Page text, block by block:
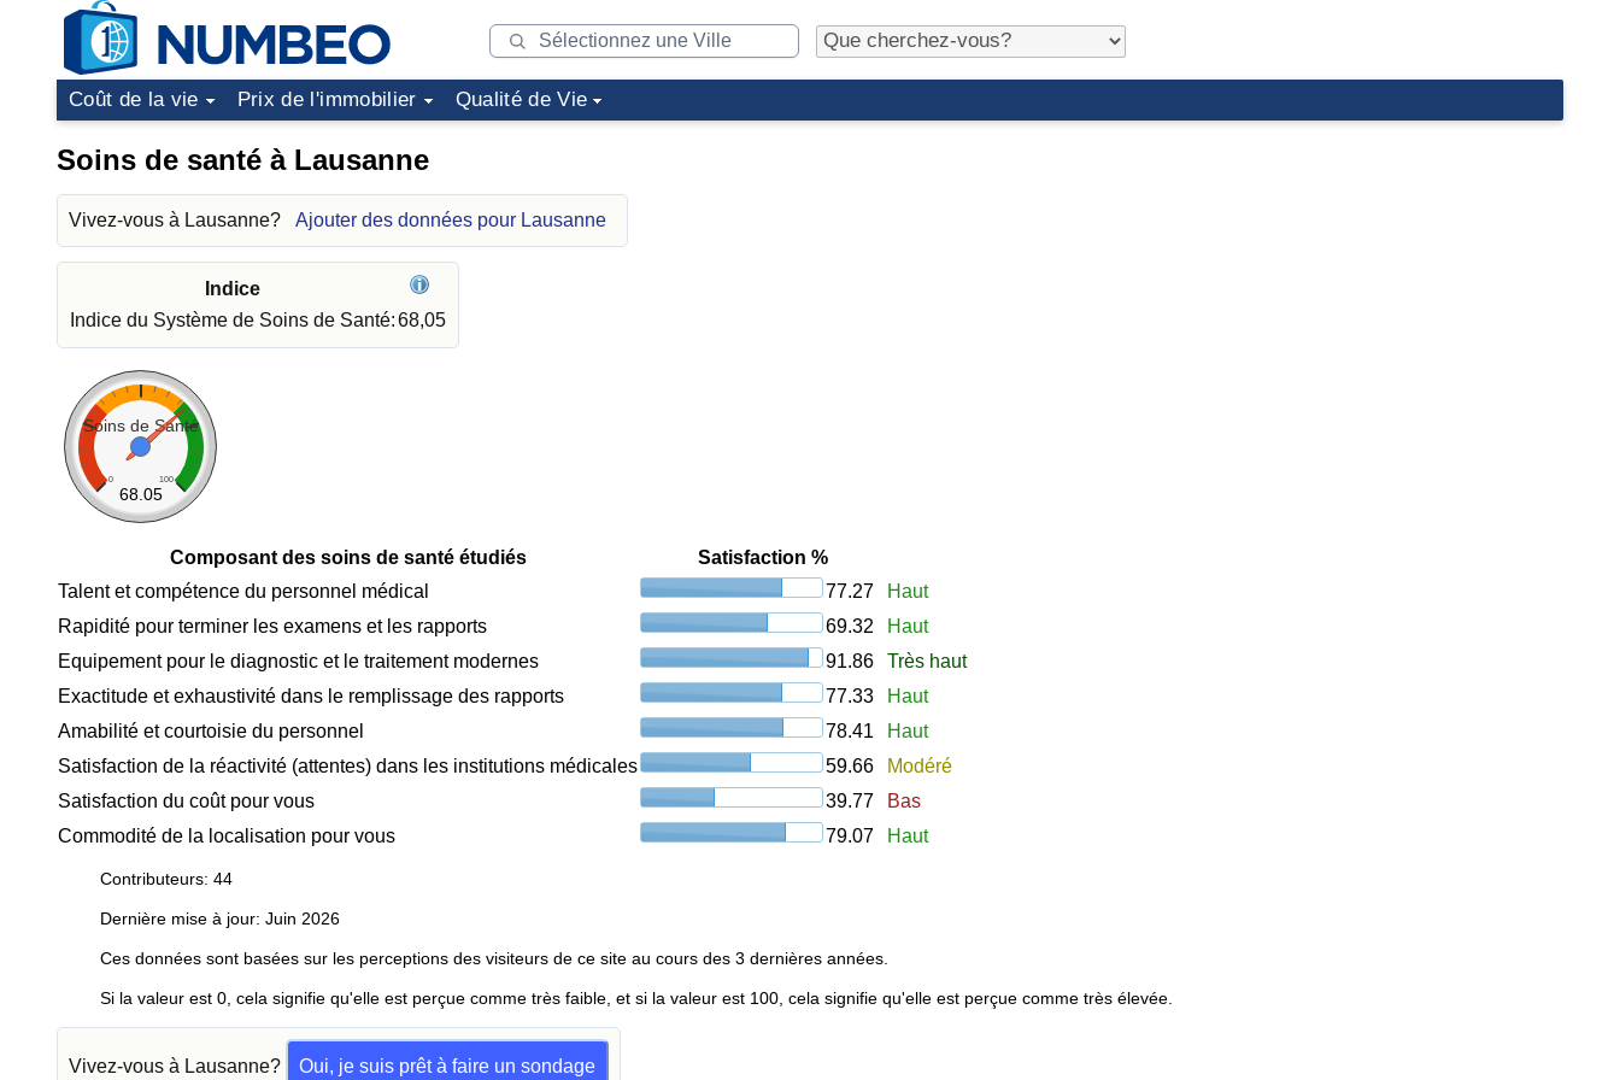
Coût de la vie Prix de l'immobilier Qualité de Vie
Soins de santé à Lausanne
Vivez-vous à Lausanne? Ajouter des données pour Lausanne
Indice
Indice du Système de Soins de Santé:68,05
Soins de Santé
0 100
68.05
Composant des soins de santé étudiés
Satisfaction %
Talent et compétence du personnel médical
77.27
Haut
Rapidité pour terminer les examens et les rapports
69.32
Haut
Equipement pour le diagnostic et le traitement modernes
91.86
Très haut
Exactitude et exhaustivité dans le remplissage des rapports
77.33
Haut
Amabilité et courtoisie du personnel
78.41
Haut
Satisfaction de la réactivité (attentes) dans les institutions médicales
59.66
Modéré
Satisfaction du coût pour vous
39.77
Bas
Commodité de la localisation pour vous
79.07 Haut
Contributeurs: 44
Dernière mise à jour: Juin 2026
Ces données sont basées sur les perceptions des visiteurs de ce site au cours des 3 dernières années.
Si la valeur est 0, cela signifie qu'elle est perçue comme très faible, et si la valeur est 100, cela signifie qu'elle est perçue comme très élevée.
Vivez-vous à Lausanne? Oui, je suis prêt à faire un sondage